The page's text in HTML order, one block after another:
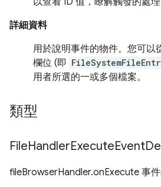
詳細資料
用於說明事件的物件。您可以
欄位 (即
用者所選的一或多個檔案。
類型
FileHandlerExecuteEvent
fileBrowserHandler.onExecute 事件